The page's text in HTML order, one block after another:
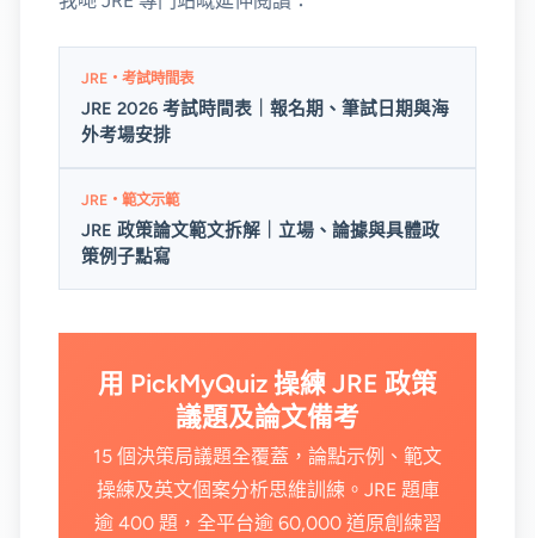
JRE・考試時間表
JRE 2026 考試時間表｜報名期、筆試日期與海
外考場安排
JRE・範文示範
JRE 政策論文範文拆解｜立場、論據與具體政
策例子點寫
用 PickMyQuiz 操練 JRE 政策
議題及論文備考
15 個決策局議題全覆蓋，論點示例、範文
操練及英文個案分析思維訓練。JRE 題庫
逾 400 題，全平台逾 60,000 道原創練習